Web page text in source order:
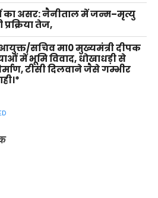
का असर: नैनीताल में जन्म–मृत्यु
तेज,
सचिव मा0 मुख्यमंत्री दीपक
में भूमि विवाद, धोखाधड़ी से
टीसी दिलवाने जैसे गम्भीर